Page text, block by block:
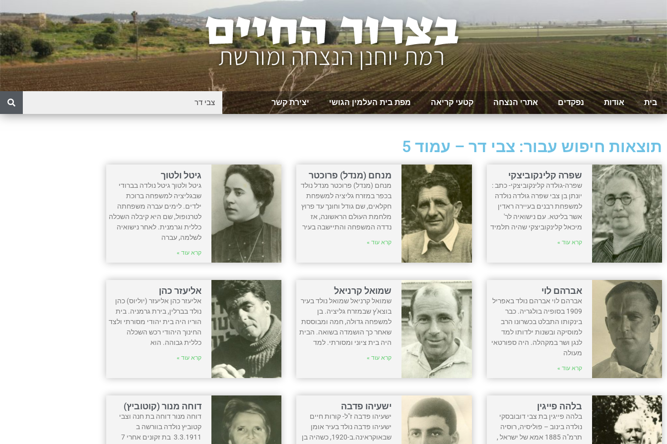
בית אודות נפקדים אתרי הנצחה קטעי קריאה מפת בית העלמין הגושי יצירת קשר
תוצאות חיפוש עבור: צבי דר – עמוד 5
שפרה קלינקוביצקי
שפרה-גולדה קלינקוביצקי- כתב :
יונתן בן צבי שפרה גולדה נולדה
למשפחת רבנים בעיירה ראדין
אשר בליטא. עם נישואיה לר'
מיכאל קלינקוביצקי שהיה תלמיד
קרא עוד »
מנחם (מנדל) פרוכטר
מנחם (מנדל) פרוכטר מנדל נולד
בכפר במזרח גליציה למשפחת
חקלאים, שם גודל וחונך עד פרוץ
מלחמת העולם הראשונה, אז
נדדה המשפחה והתיישבה בעיר
קרא עוד »
גיטל ולטוך
גיטל ולטוך גיטל נולדה בברודי
שבגליציה למשפחה ברוכת
ילדים. לימים עברה משפחתה
לטרנופול, שם היא קיבלה השכלה
כללית וגרמנית. לאחר נישואיה
לשלמה, עברה
קרא עוד »
אברהם לוי
אברהם לוי אברהם נולד באפריל
1909 בסופיה בולגריה. כבר
בינקותו התבלט בכשרונו הרב
למוסיקה ובשנות ילדותו למד
לנגן ושר במקהלה. היה ספורטאי
מעולה
קרא עוד »
שמואל קרניאל
שמואל קרניאל שמואל נולד בעיר
בוצא'ץ שבמזרח גליציה. בן
למשפחה גדולה, חמה ומבוססת
שאחר כך הושמדה בשואה. הבית
היה בית ציוני ומסורתי. למד
קרא עוד »
אליעזר כהן
אליעזר כהן אליעזר (יוליוס) כהן
נולד בברלין, בירת גרמניה. בית
הוריו היה בית יהודי מסורתי ולצד
החינוך היהודי רכש השכלה
כללית גבוהה. הוא
קרא עוד »
בלהה פייגין
בלהה פייגין בת צבי דובובסקי
נולדה בינוב – פוליסיה, רוסיה
תרמ"ה 1885 אמא של ישראל ,
ישעיהו פדבה
ישעיהו פדבה ז"ל- קורות חיים
ישעיהו פדבה נולד בעיר אומן
שבאוקראינה.ב-1920, כשהיה בן
דוחה מנור (קוטוביץ)
דוחה מנור דוחה בת חנה וצבי
קטוביץ נולדה בוורשה ב
3.3.1911 בת זקונים אחרי 7